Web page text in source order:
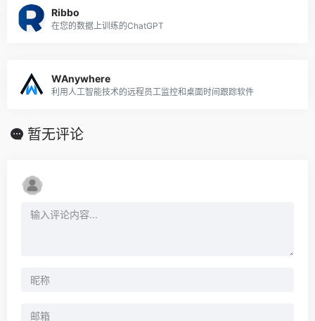
Ribbo
在您的数据上训练的ChatGPT
WAnywhere
利用人工智能技术的远程员工监控和桌面时间跟踪软件
暂无评论